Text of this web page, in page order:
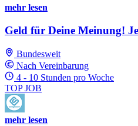
mehr lesen
Geld für Deine Meinung!
Bundesweit
Nach Vereinbarung
4 - 10 Stunden pro Woche
TOP JOB
mehr lesen